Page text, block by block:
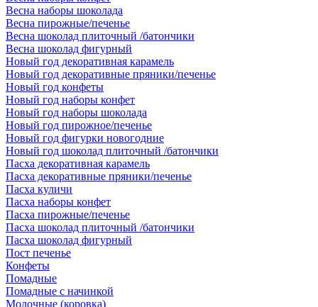
Весна наборы шоколада
Весна пирожные/печенье
Весна шоколад плиточный /батончики
Весна шоколад фигурный
Новый год декоративная карамель
Новый год декоративные пряники/печенье
Новый год конфеты
Новый год наборы конфет
Новый год наборы шоколада
Новый год пирожное/печенье
Новый год фигурки новогодние
Новый год шоколад плиточный /батончики
Пасха декоративная карамель
Пасха декоративные пряники/печенье
Пасха куличи
Пасха наборы конфет
Пасха пирожные/печенье
Пасха шоколад плиточный /батончики
Пасха шоколад фигурный
Пост печенье
Конфеты
Помадные
Помадные с начинкой
Молочные (коровка)